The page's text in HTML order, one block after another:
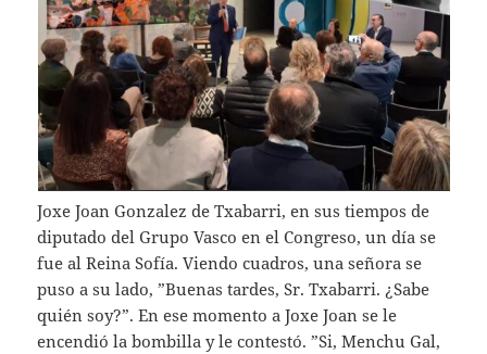
Joxe Joan Gonzalez de Txabarri, en sus tiempos de
diputado del Grupo Vasco en el Congreso, un día se
fue al Reina Sofía. Viendo cuadros, una señora se
puso a su lado, ”Buenas tardes, Sr. Txabarri. ¿Sabe
quién soy?”. En ese momento a Joxe Joan se le
encendió la bombilla y le contestó. ”Si, Menchu Gal,